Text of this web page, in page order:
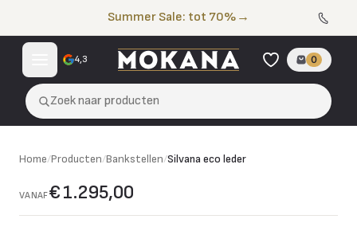
Summer Sale: tot 70% →
4,3 0
Zoek naar producten
Home/Producten/Bankstellen/Silvana eco leder
VANAF€ 1.295,00